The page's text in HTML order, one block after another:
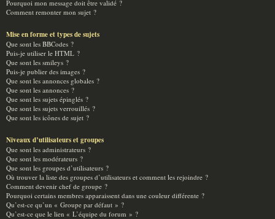
Pourquoi mon message doit être validé ?
Comment remonter mon sujet ?
Mise en forme et types de sujets
Que sont les BBCodes ?
Puis-je utiliser le HTML ?
Que sont les smileys ?
Puis-je publier des images ?
Que sont les annonces globales ?
Que sont les annonces ?
Que sont les sujets épinglés ?
Que sont les sujets verrouillés ?
Que sont les icônes de sujet ?
Niveaux d’utilisateurs et groupes
Que sont les administrateurs ?
Que sont les modérateurs ?
Que sont les groupes d’utilisateurs ?
Où trouver la liste des groupes d’utilisateurs et comment les rejoindre ?
Comment devenir chef de groupe ?
Pourquoi certains membres apparaissent dans une couleur différente ?
Qu’est-ce qu’un « Groupe par défaut » ?
Qu’est-ce que le lien « L’équipe du forum » ?